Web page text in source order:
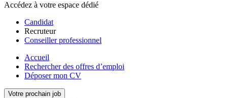
Accédez à votre espace dédié
Candidat
Recruteur
Conseiller professionnel
Accueil
Rechercher des offres d’emploi
Déposer mon CV
Votre prochain job